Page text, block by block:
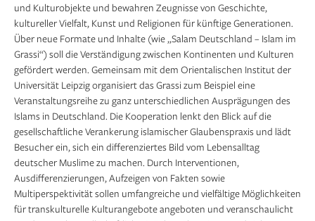
und Kulturobjekte und bewahren Zeugnisse von Geschichte,
kultureller Vielfalt, Kunst und Religionen für künftige Generationen.
Über neue Formate und Inhalte (wie „Salam Deutschland – Islam im
Grassi“) soll die Verständigung zwischen Kontinenten und Kulturen
gefördert werden. Gemeinsam mit dem Orientalischen Institut der
Universität Leipzig organisiert das Grassi zum Beispiel eine
Veranstaltungsreihe zu ganz unterschiedlichen Ausprägungen des
Islams in Deutschland. Die Kooperation lenkt den Blick auf die
gesellschaftliche Verankerung islamischer Glaubenspraxis und lädt
Besucher ein, sich ein differenziertes Bild vom Lebensalltag
deutscher Muslime zu machen. Durch Interventionen,
Ausdifferenzierungen, Aufzeigen von Fakten sowie
Multiperspektivität sollen umfangreiche und vielfältige Möglichkeiten
für transkulturelle Kulturangebote angeboten und veranschaulicht